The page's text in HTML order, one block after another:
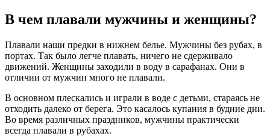
В чем плавали мужчины и женщины?
Плавали наши предки в нижнем белье. Мужчины без рубах, в
портах. Так было легче плавать, ничего не сдерживало
движений. Женщины заходили в воду в сарафанах. Они в
отличии от мужчин много не плавали.
В основном плескались и играли в воде с детьми, стараясь не
отходить далеко от берега. Это касалось купания в будние дни.
Во время различных праздников, мужчины практически
всегда плавали в рубахах.